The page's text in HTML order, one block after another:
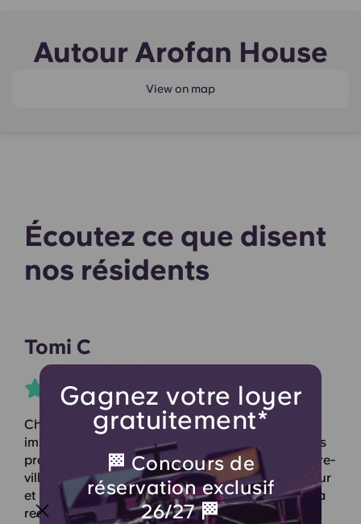
Gagnez votre loyer
gratuitement*
🏁 Concours de
réservation exclusif
26/27 🏁
Autour Arofan House
View on map
Écoutez ce que disent
nos résidents
Tomi C
Chambres confortables, bien meublées et
impeccables. Personnel accueillant et excellentes
prestations. Emplacement idéal : proche du centre-
ville, mais au calme et à l’abri des regards. La cour
et le local à vélos sont de véritables atouts. Rien à
redire.